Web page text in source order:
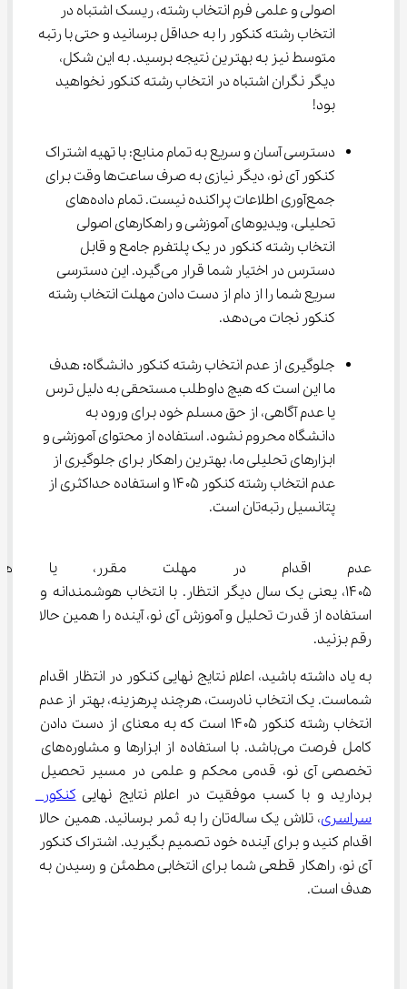
اصولی و علمی فرم انتخاب رشته، ریسک اشتباه در
انتخاب رشته کنکور را به حداقل برسانید و حتی با رتبه
متوسط نیز به بهترین نتیجه برسید. به این شکل،
دیگر نگران اشتباه در انتخاب رشته کنکور نخواهید
بود!
دسترسی آسان و سریع به تمام منابع: با تهیه اشتراک
کنکور آی نو، دیگر نیازی به صرف ساعت‌ها وقت برای
جمع‌آوری اطلاعات پراکنده نیست. تمام داده‌های
تحلیلی، ویدیوهای آموزشی و راهکارهای اصولی
انتخاب رشته کنکور در یک پلتفرم جامع و قابل
دسترس در اختیار شما قرار می‌گیرد. این دسترسی
سریع شما را از دام از دست دادن مهلت انتخاب رشته
کنکور نجات می‌دهد.
جلوگیری از عدم انتخاب رشته کنکور دانشگاه: هدف
ما این است که هیچ داوطلب مستحقی به دلیل ترس
یا عدم آگاهی، از حق مسلم خود برای ورود به
دانشگاه محروم نشود. استفاده از محتوای آموزشی و
ابزارهای تحلیلی ما، بهترین راهکار برای جلوگیری از
عدم انتخاب رشته کنکور ۱۴۰۵ و استفاده حداکثری از
پتانسیل رتبه‌تان است.
عدم اقدام در مهلت مقرر، یا
۱۴۰۵، یعنی یک سال دیگر انتظار. با انتخاب هوشمندانه و
استفاده از قدرت تحلیل و آموزش آی نو، آینده را همین حالا
رقم بزنید.
به یاد داشته باشید، اعلام نتایج نهایی کنکور در انتظار اقدام
شماست. یک انتخاب نادرست، هرچند پرهزینه، بهتر از عدم
انتخاب رشته کنکور ۱۴۰۵ است که به معنای از دست دادن
کامل فرصت می‌باشد. با استفاده از ابزارها و مشاوره‌های
تخصصی آی نو، قدمی محکم و علمی در مسیر تحصیل
بردارید و با کسب موفقیت در اعلام نتایج نهایی کنکور
سراسری
، تلاش یک ساله‌تان را به ثمر برسانید. همین حالا
اقدام کنید و برای آینده خود تصمیم بگیرید. اشتراک کنکور
آی نو، راهکار قطعی شما برای انتخابی مطمئن و رسیدن به
هدف است.